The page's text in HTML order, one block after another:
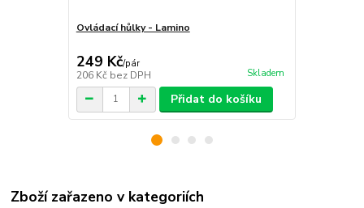
Ovládací hůlky - Lamino
249 Kč/pár
206 Kč bez DPH Skladem
Přidat do košíku
Zboží zařazeno v kategoriích